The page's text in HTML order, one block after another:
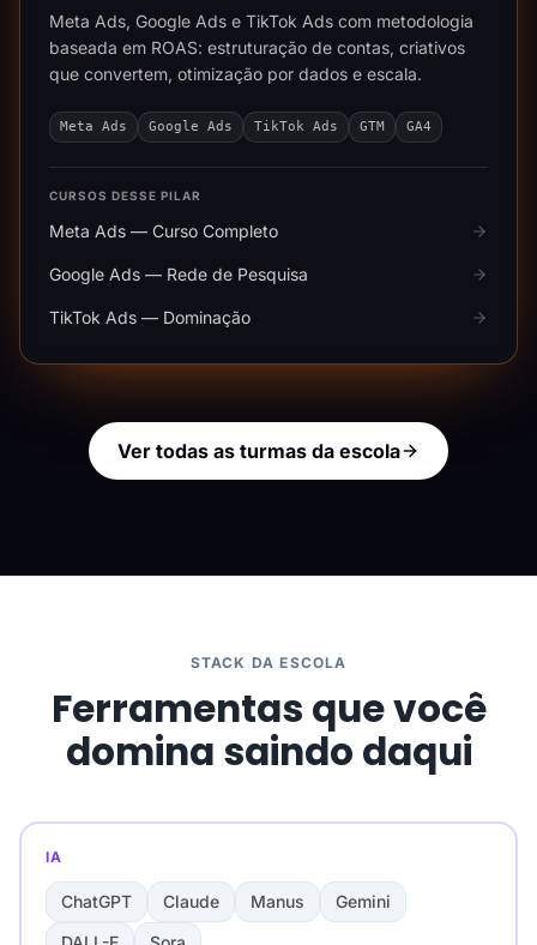
Meta Ads, Google Ads e TikTok Ads com metodologia
baseada em ROAS: estruturação de contas, criativos
que convertem, otimização por dados e escala.
Meta Ads Google Ads TikTok Ads GTM GA4
CURSOS DESSE PILAR
Meta Ads — Curso Completo
Google Ads — Rede de Pesquisa
TikTok Ads — Dominação
Ver todas as turmas da escola
STACK DA ESCOLA
Ferramentas que você
domina saindo daqui
IA
ChatGPT Claude Manus
Gemini